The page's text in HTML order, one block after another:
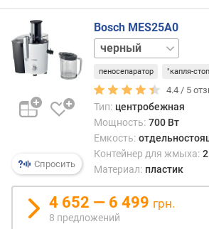
к
а
б
л
(
м
е
с
(
к
Спросить
Bosch MES25A0
зеленый
розовый
пеносепаратор "капля-
4.4 / 5
Тип: центробежная
Мощность: 700 Вт
Емкость:
Контейнер для жмыха:
Материал: пластик
4 652 — 6 499 грн.
8 предложений